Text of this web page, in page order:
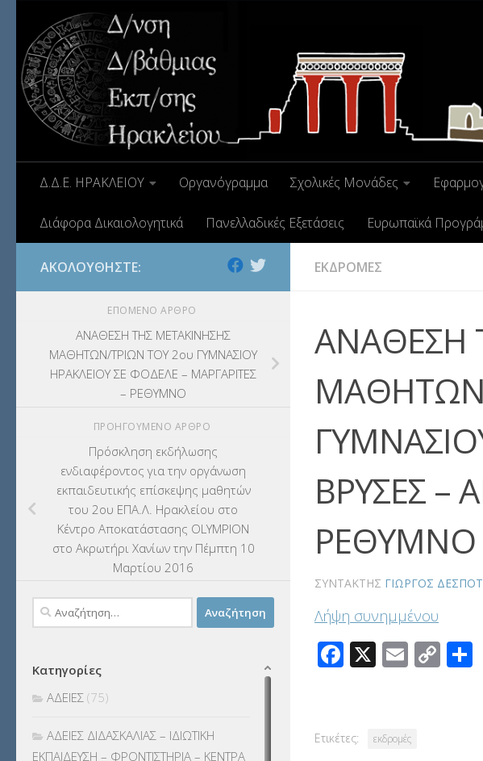
Δ.Δ.Ε. ΗΡΑΚΛΕΙΟΥ Οργανόγραμμα Σχολικές Μονάδες
Διάφορα Δικαιολογητικά Πανελλαδικές Εξετάσεις Ευρωπαϊκά
ΕΚΔΡΟΜΕΣ
ΑΝΑΘΕΣΗ
ΒΡΥΣΕΣ –
ΡΕΘΥΜΝΟ
ΣΥΝΤΆΚΤΗΣ ΓΙΏΡΓΟΣ
Λήψη συνημμένου
Facebook
X Email
Copy
Ετικέτες: εκδρομές
ΑΚΟΛΟΥΘΉΣΤΕ:
ΕΠΌΜΕΝΟ ΆΡΘΡΟ
ΑΝΑΘΕΣΗ ΤΗΣ ΜΕΤΑΚΙΝΗΣΗΣ
ΜΑΘΗΤΩΝ/ΤΡΙΩΝ ΤΟΥ 2ου ΓΥΜΝΑΣΙΟΥ
ΗΡΑΚΛΕΙΟΥ ΣΕ ΦΟΔΕΛΕ – ΜΑΡΓΑΡΙΤΕΣ
– ΡΕΘΥΜΝΟ
ΠΡΟΗΓΟΎΜΕΝΟ ΆΡΘΡΟ
Πρόσκληση εκδήλωσης
ενδιαφέροντος για την οργάνωση
εκπαιδευτικής επίσκεψης μαθητών
του 2ου ΕΠΑ.Λ. Ηρακλείου στο
Κέντρο Αποκατάστασης OLYMPION
στo Ακρωτήρι Χανίων την Πέμπτη 10
Μαρτίου 2016
Αναζήτηση
για:
Κατηγορίες
ΑΔΕΙΕΣ (75)
ΑΔΕΙΕΣ ΔΙΔΑΣΚΑΛΙΑΣ – ΙΔΙΩΤΙΚΗ
ΕΚΠΑΙΔΕΥΣΗ – ΦΡΟΝΤΙΣΤΗΡΙΑ – ΚΕΝΤΡΑ